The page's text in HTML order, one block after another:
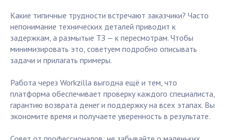
Какие типичные трудности встречают заказчики? Часто
непонимание технических деталей приводит к
задержкам, а размытые ТЗ — к пересмотрам. Чтобы
минимизировать это, советуем подробно описывать
задачи и прилагать примеры.
Работа через Workzilla выгодна ещё и тем, что
платформа обеспечивает проверку каждого специалиста,
гарантию возврата денег и поддержку на всех этапах. Вы
экономите время и получаете уверенность в результате.